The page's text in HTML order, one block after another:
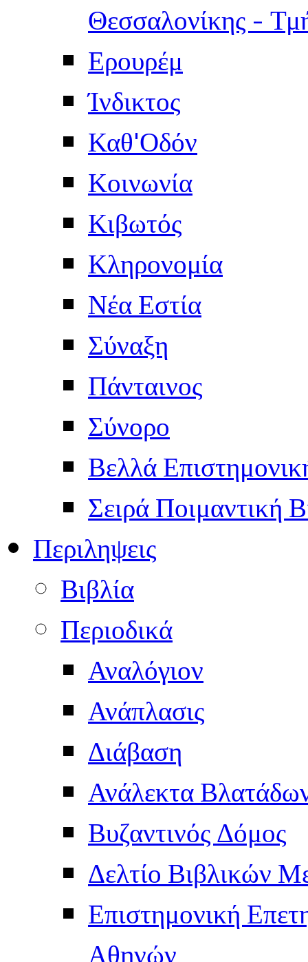
Θεσσαλονίκης -
Ερουρέμ
Ίνδικτος
Καθ'Οδόν
Κοινωνία
Κιβωτός
Κληρονομία
Νέα Εστία
Σύναξη
Πάνταινος
Σύνορο
Βελλά
Σειρά Ποιμαντική
Περιληψεις
Βιβλία
Περιοδικά
Αναλόγιον
Ανάπλασις
Διάβαση
Ανάλεκτα
Βυζαντινός Δόμος
Δελτίο Βιβλικών
Επιστημονική